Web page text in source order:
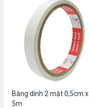
Băng dính 2 mặt 0,5cm x
5m